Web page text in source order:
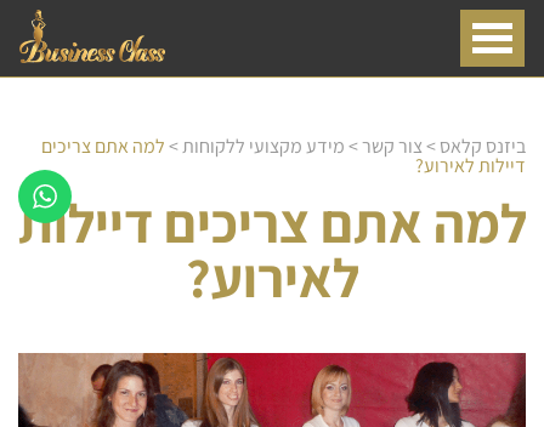
ביזנס קלאס>צור קשר>מידע מקצועי ללקוחות>למה אתם צריכים
דיילות לאירוע?
למה אתם צריכים דיילות
לאירוע?